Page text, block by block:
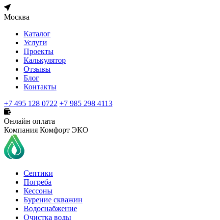
Москва
Каталог
Услуги
Проекты
Калькулятор
Отзывы
Блог
Контакты
+7 495 128 0722 +7 985 298 4113
Онлайн оплата
Компания Комфорт ЭКО
Септики
Погреба
Кессоны
Бурение скважин
Водоснабжение
Очистка воды